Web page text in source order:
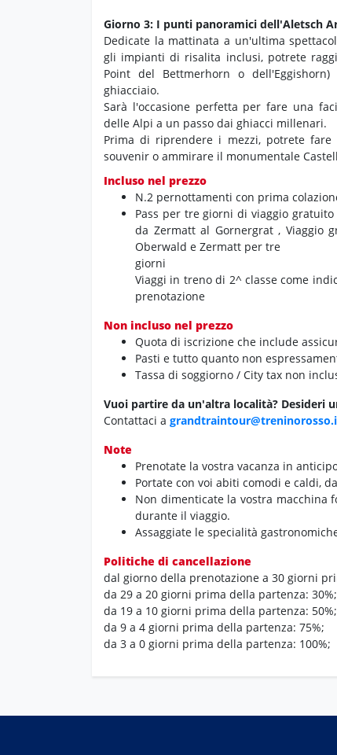
Giorno 3: I punti panoramici dell'Aletsch
Dedicate la mattinata a un'ultima
gli impianti di risalita inclusi, potrete
Point del Bettmerhorn o
ghiacciaio.
Sarà l'occasione perfetta per fare una
delle Alpi a un passo dai ghiacci millenari.
Prima di riprendere i mezzi, potrete
souvenir o ammirare il monumentale
Incluso nel prezzo
N.2 pernottamenti con prima
Pass per tre giorni di viaggio
da Zermatt al Gornergrat , Viaggio
Oberwald e Zermatt per tre
giorni
Viaggi in treno di 2^ classe come
prenotazione
Non incluso nel prezzo
Quota di iscrizione che include
Pasti e tutto quanto non
Tassa di soggiorno / City tax non
Vuoi partire da un'altra località? Desideri
Contattaci a
Note
Prenotate la vostra vacanza in
Portate con voi abiti comodi e caldi,
Non dimenticate la vostra macchina
durante il viaggio.
Assaggiate le specialità
Politiche di cancellazione
dal giorno della prenotazione a 30 giorni
da 29 a 20 giorni prima della partenza: 30%;
da 19 a 10 giorni prima della partenza: 50%;
da 9 a 4 giorni prima della partenza: 75%;
da 3 a 0 giorni prima della partenza: 100%;